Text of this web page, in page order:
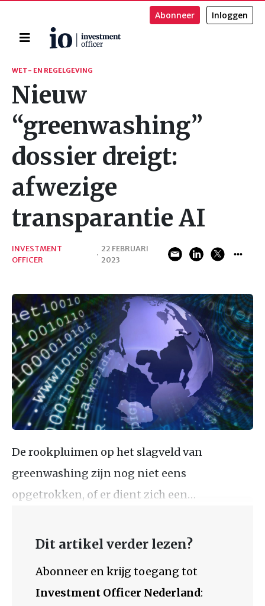
Home
Abonneer Inloggen
Zoeken
WET- EN REGELGEVING
Nieuw
“greenwashing”
dossier dreigt:
afwezige
transparantie AI
INVESTMENT
OFFICER
·
22 FEBRUARI
2023
De rookpluimen op het slagveld van
greenwashing zijn nog niet eens
opgetrokken, of er dient zich een…
Dit artikel verder lezen?
Abonneer en krijg toegang tot
Investment Officer Nederland: